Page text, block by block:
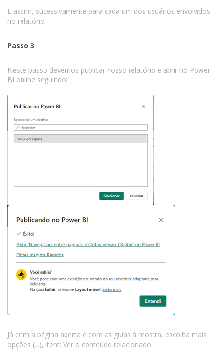
E assim, sucessivamente para cada um dos usuários envolvidos
no relatório.
Passo 3
Neste passo devemos publicar nosso relatório e abrir no Power
BI online seguindo:
Já com a página aberta e com as guias à mostra, escolha mais
opções (...), item: Ver o conteúdo relacionado